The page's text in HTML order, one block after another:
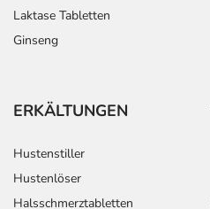
Laktase Tabletten
Ginseng
ERKÄLTUNGEN
Hustenstiller
Hustenlöser
Halsschmerztabletten